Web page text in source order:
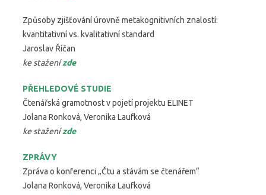
Způsoby zjišťování úrovně metakognitivních znalostí:
kvantitativní vs. kvalitativní standard
Jaroslav Říčan
ke staženízde
PŘEHLEDOVÉ STUDIE
Čtenářská gramotnost v pojetí projektu ELINET
Jolana Ronková, Veronika Laufková
ke staženízde
ZPRÁVY
Zpráva o konferenci „Čtu a stávám se čtenářem“
Jolana Ronková, Veronika Laufková